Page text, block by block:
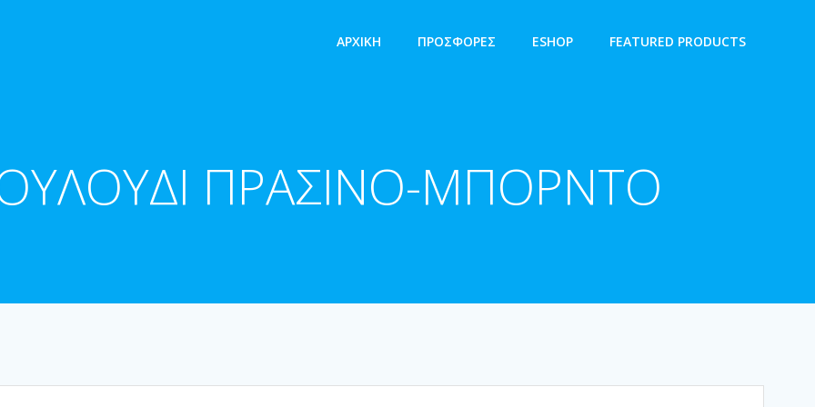
ΑΡΧΙΚΉ ΠΡΟΣΦΟΡΕΣ ESHOP FEATURED PRODUCTS
ΠΡΑΣΙΝΟ-ΜΠΟΡΝΤΟ